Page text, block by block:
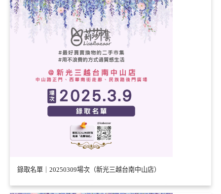
錄取名單｜20250309場次（新光三越台南中山店）